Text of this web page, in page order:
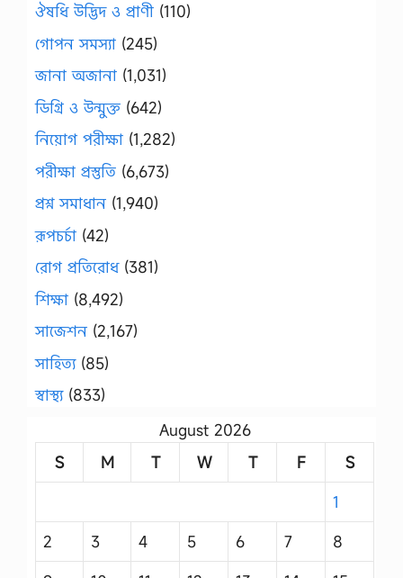
ঔষধি উদ্ভিদ ও প্রাণী (110)
গোপন সমস্যা (245)
জানা অজানা (1,031)
ডিগ্রি ও উন্মুক্ত (642)
নিয়োগ পরীক্ষা (1,282)
পরীক্ষা প্রস্তুতি (6,673)
প্রশ্ন সমাধান (1,940)
রূপচর্চা (42)
রোগ প্রতিরোধ(381)
শিক্ষা (8,492)
সাজেশন (2,167)
সাহিত্য(85)
স্বাস্থ্য(833)
August 2026
S
M T W T F
S
1
2
3 4 5 6 7
8